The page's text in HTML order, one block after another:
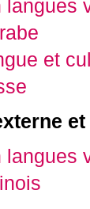
langues
et
et
langues